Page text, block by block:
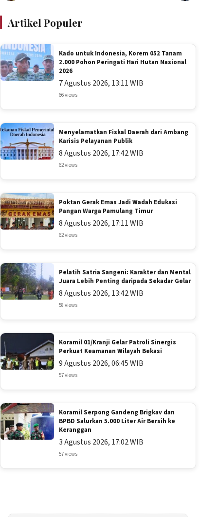
Artikel Populer
Kado untuk Indonesia, Korem 052 Tanam
2.000 Pohon Peringati Hari Hutan Nasional
2026
7 Agustus 2026, 13:11 WIB
66 views
Menyelamatkan Fiskal Daerah dari Ambang
Karisis Pelayanan Publik
8 Agustus 2026, 17:42 WIB
62 views
Poktan Gerak Emas Jadi Wadah Edukasi
Pangan Warga Pamulang Timur
8 Agustus 2026, 17:11 WIB
62 views
Pelatih Satria Sangeni: Karakter dan Mental
Juara Lebih Penting daripada Sekadar Gelar
8 Agustus 2026, 13:42 WIB
58 views
Koramil 01/Kranji Gelar Patroli Sinergis
Perkuat Keamanan Wilayah Bekasi
9 Agustus 2026, 06:45 WIB
57 views
Koramil Serpong Gandeng Brigkav dan
BPBD Salurkan 5.000 Liter Air Bersih ke
Keranggan
3 Agustus 2026, 17:02 WIB
57 views